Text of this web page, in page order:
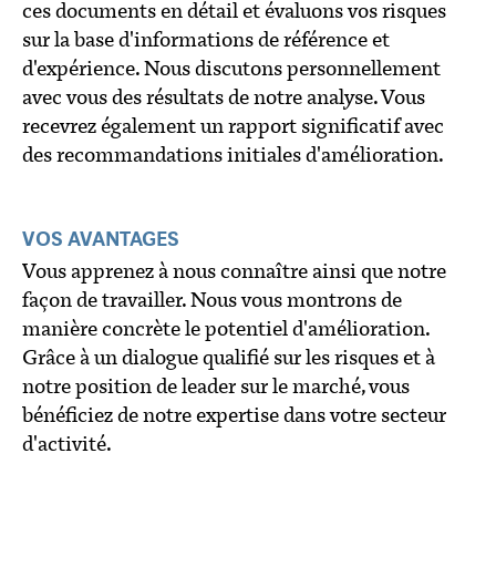
ces documents en détail et évaluons vos risques
sur la base d'informations de référence et
d'expérience. Nous discutons personnellement
avec vous des résultats de notre analyse. Vous
recevrez également un rapport significatif avec
des recommandations initiales d'amélioration.
VOS AVANTAGES
Vous apprenez à nous connaître ainsi que notre
façon de travailler. Nous vous montrons de
manière concrète le potentiel d'amélioration.
Grâce à un dialogue qualifié sur les risques et à
notre position de leader sur le marché, vous
bénéficiez de notre expertise dans votre secteur
d'activité.